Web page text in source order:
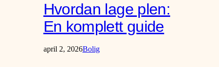
Hvordan lage plen:
En komplett guide
april 2, 2026Bolig